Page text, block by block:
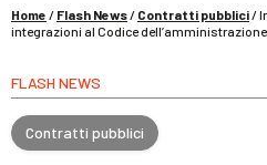
SCOPRI I
Home / Flash News/ Contratti pubblici/
integrazioni al Codice
FLASH NEWS
Contratti pubblici